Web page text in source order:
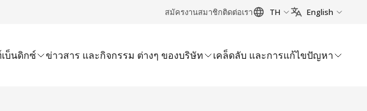
สมัครงานสมาชิกติดต่อเรา TH English
บ็นดิกซ์ ข่าวสาร และกิจกรรม ต่างๆ ของบริษัท เคล็ดลับ และการแก้ไขปัญหา